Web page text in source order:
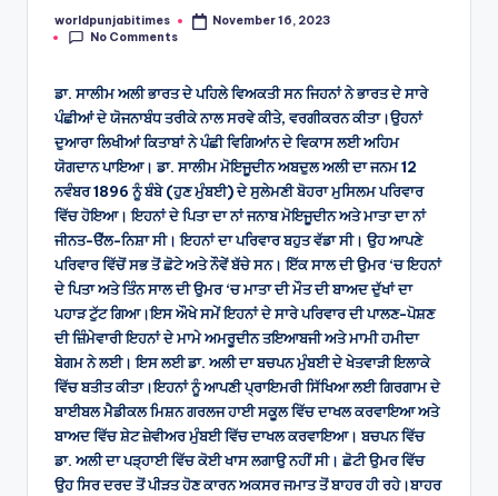
Posted
by
worldpunjabitimes
November 16, 2023
No Comments
ਡਾ. ਸਾਲੀਮ ਅਲੀ ਭਾਰਤ ਦੇ ਪਹਿਲੇ ਵਿਅਕਤੀ ਸਨ ਜਿਹਨਾਂ ਨੇ ਭਾਰਤ ਦੇ ਸਾਰੇ
ਪੰਛੀਆਂ ਦੇ ਯੋਜਨਾਬੰਧ ਤਰੀਕੇ ਨਾਲ ਸਰਵੇ ਕੀਤੇ, ਵਰਗੀਕਰਨ ਕੀਤਾ।ਉਹਨਾਂ
ਦੁਆਰਾ ਲਿਖੀਆਂ ਕਿਤਾਬਾਂ ਨੇ ਪੰਛੀ ਵਿਗਿਆਂਨ ਦੇ ਵਿਕਾਸ ਲਈ ਅਹਿਮ
ਯੋਗਦਾਨ ਪਾਇਆ। ਡਾ. ਸਾਲੀਮ ਮੋਇਜੂਦੀਨ ਅਬਦੁਲ ਅਲੀ ਦਾ ਜਨਮ 12
ਨਵੰਬਰ 1896 ਨੂੰ ਬੰਬੇ (ਹੁਣ ਮੁੰਬਈ) ਦੇ ਸੁਲੇਮਣੀ ਬੋਹਰਾ ਮੁਸਿਲਮ ਪਰਿਵਾਰ
ਵਿੱਚ ਹੋਇਆ। ਇਹਨਾਂ ਦੇ ਪਿਤਾ ਦਾ ਨਾਂ ਜਨਾਬ ਮੋਇਜੂਦੀਨ ਅਤੇ ਮਾਤਾ ਦਾ ਨਾਂ
ਜੀਨਤ-ੳੱਲ-ਨਿਸ਼ਾ ਸੀ। ਇਹਨਾਂ ਦਾ ਪਰਿਵਾਰ ਬਹੁਤ ਵੱਡਾ ਸੀ। ਉਹ ਆਪਣੇ
ਪਰਿਵਾਰ ਵਿੱਚੋਂ ਸਭ ਤੋਂ ਛੋਟੇ ਅਤੇ ਨੌਵੇਂ ਬੱਚੇ ਸਨ। ਇੱਕ ਸਾਲ ਦੀ ਉਮਰ ‘ਚ ਇਹਨਾਂ
ਦੇ ਪਿਤਾ ਅਤੇ ਤਿੰਨ ਸਾਲ ਦੀ ਉਮਰ ‘ਚ ਮਾਤਾ ਦੀ ਮੌਤ ਦੀ ਬਾਅਦ ਦੁੱਖਾਂ ਦਾ
ਪਹਾੜ ਟੁੱਟ ਗਿਆ।ਇਸ ਔਖੇ ਸਮੇਂ ਇਹਨਾਂ ਦੇ ਸਾਰੇ ਪਰਿਵਾਰ ਦੀ ਪਾਲਣ-ਪੋਸ਼ਣ
ਦੀ ਜ਼ਿੰਮੇਵਾਰੀ ਇਹਨਾਂ ਦੇ ਮਾਮੇ ਅਮਰੂਦੀਨ ਤਇਆਬਜੀ ਅਤੇ ਮਾਮੀ ਹਮੀਦਾ
ਬੇਗਮ ਨੇ ਲਈ। ਇਸ ਲਈ ਡਾ. ਅਲੀ ਦਾ ਬਚਪਨ ਮੁੰਬਈ ਦੇ ਖੇਤਵਾੜੀ ਇਲਾਕੇ
ਵਿੱਚ ਬਤੀਤ ਕੀਤਾ।ਇਹਨਾਂ ਨੂੰ ਆਪਣੀ ਪ੍ਰਾਇਮਰੀ ਸਿੱਖਿਆ ਲਈ ਗਿਰਗਾਮ ਦੇ
ਬਾਈਬਲ ਮੈਡੀਕਲ ਮਿਸ਼ਨ ਗਰਲਜ ਹਾਈ ਸਕੂਲ ਵਿੱਚ ਦਾਖਲ ਕਰਵਾਇਆ ਅਤੇ
ਬਾਅਦ ਵਿੱਚ ਸ਼ੇਟ ਜ਼ੇਵੀਅਰ ਮੁੰਬਈ ਵਿੱਚ ਦਾਖਲ ਕਰਵਾਇਆ। ਬਚਪਨ ਵਿੱਚ
ਡਾ. ਅਲੀ ਦਾ ਪੜ੍ਹਾਈ ਵਿੱਚ ਕੋਈ ਖਾਸ ਲਗਾਉ ਨਹੀਂ ਸੀ। ਛੋਟੀ ਉਮਰ ਵਿੱਚ
ਉਹ ਸਿਰ ਦਰਦ ਤੋਂ ਪੀੜਤ ਹੋਣ ਕਾਰਨ ਅਕਸਰ ਜਮਾਤ ਤੋਂ ਬਾਹਰ ਹੀ ਰਹੇ।ਬਾਹਰ